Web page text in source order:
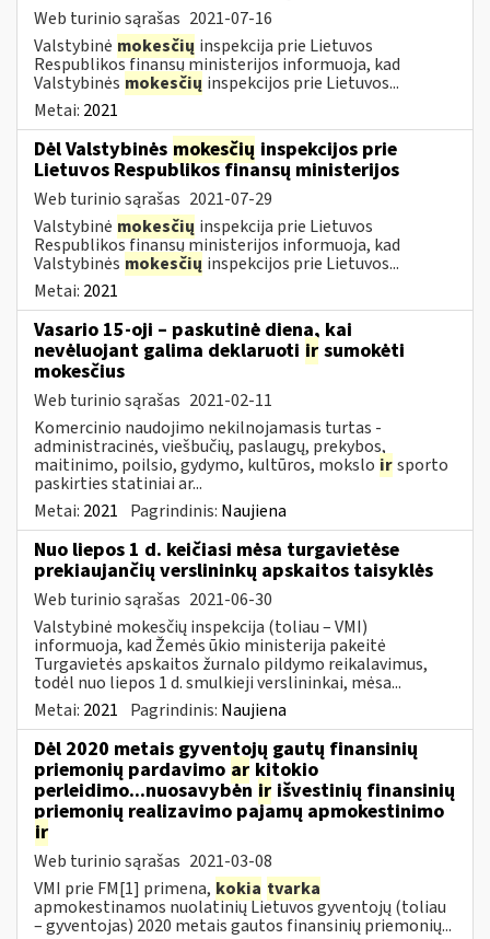
Web turinio sąrašas 2021-07-16
Valstybinė mokesčių inspekcija prie Lietuvos
Respublikos finansų ministerijos informuoja, kad
Valstybinės mokesčių inspekcijos prie Lietuvos...
Metai: 2021
Dėl Valstybinės mokesčių inspekcijos prie
Lietuvos Respublikos finansų ministerijos
Web turinio sąrašas 2021-07-29
Valstybinė mokesčių inspekcija prie Lietuvos
Respublikos finansų ministerijos informuoja, kad
Valstybinės mokesčių inspekcijos prie Lietuvos...
Metai: 2021
Vasario 15-oji – paskutinė diena, kai
nevėluojant galima deklaruoti ir sumokėti
mokesčius
Web turinio sąrašas 2021-02-11
Komercinio naudojimo nekilnojamasis turtas -
administracinės, viešbučių, paslaugų, prekybos,
maitinimo, poilsio, gydymo, kultūros, mokslo irsporto
paskirties statiniai ar...
Metai: 2021 Pagrindinis: Naujiena
Nuo liepos 1 d. keičiasi mėsa turgavietėse
prekiaujančių verslininkų apskaitos taisyklės
Web turinio sąrašas 2021-06-30
Valstybinė mokesčių inspekcija (toliau – VMI)
informuoja, kad Žemės ūkio ministerija pakeitė
Turgavietės apskaitos žurnalo pildymo reikalavimus,
todėl nuo liepos 1 d. smulkieji verslininkai, mėsa...
Metai: 2021 Pagrindinis: Naujiena
Dėl 2020 metais gyventojų gautų finansinių
priemonių pardavimo ar kitokio
perleidimo...nuosavybėn ir išvestinių finansinių
priemonių realizavimo pajamų apmokestinimo
ir
Web turinio sąrašas 2021-03-08
VMI prie FM[1] primena, kokia tvarka
apmokestinamos nuolatinių Lietuvos gyventojų (toliau
– gyventojas) 2020 metais gautos finansinių priemonių...